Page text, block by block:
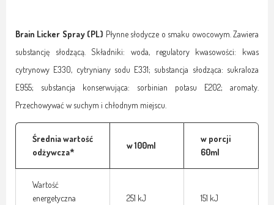
Brain Licker Spray (PL) Płynne słodycze o smaku owocowym. Zawiera
substancję słodzącą. Składniki: woda, regulatory kwasowości: kwas
cytrynowy E330, cytryniany sodu E331; substancja słodząca: sukraloza
E955; substancja konserwująca: sorbinian potasu E202; aromaty.
Przechowywać w suchym i chłodnym miejscu.
Średnia wartość
odżywcza*
w 100ml
w porcji
60ml
Wartość
energetyczna
251 kJ
151 kJ